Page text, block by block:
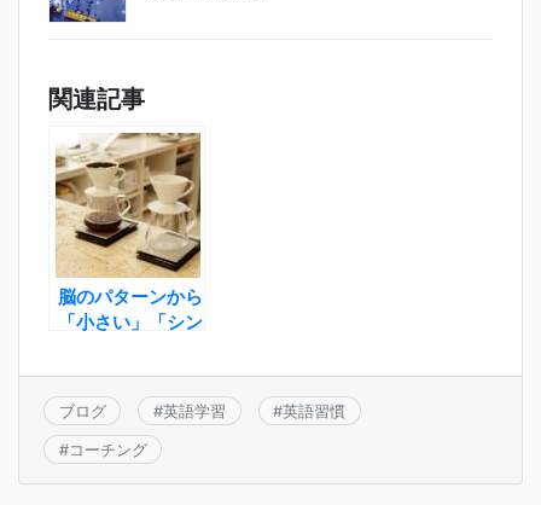
関連記事
脳のパターンから
「小さい」「シン
ブログ #英語学習 #英語習慣
#コーチング